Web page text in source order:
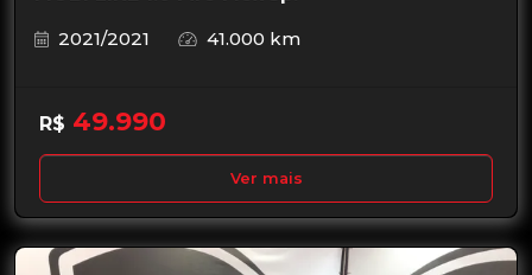
2021/2021
41.000 km
R$ 49.990
Ver mais